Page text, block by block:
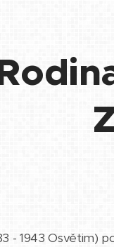
- 1943 Osvětim)